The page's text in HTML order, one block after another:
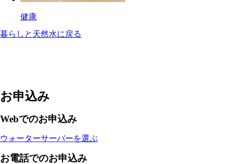
健康
暮らしと天然水に戻る
お申込み
Webでのお申込み
ウォーターサーバーを選ぶ
お電話でのお申込み